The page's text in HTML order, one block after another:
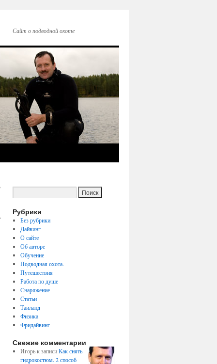
Сайт о подводной охоте
Рубрики
Без рубрики
Дайвинг
О сайте
Об авторе
Обучение
Подводная охота.
Путешествия
Работа по душе
Снаряжение
Статьи
Таиланд
Физика
Фридайвинг
Свежие комментарии
Игорьк записиКак снять
гидрокостюм. 2 способ